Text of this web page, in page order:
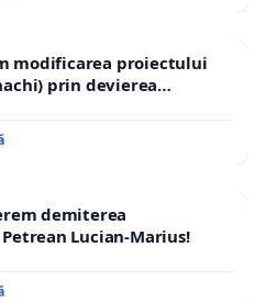
modificarea proiectului
prin devierea
demiterea
Lucian-Marius!